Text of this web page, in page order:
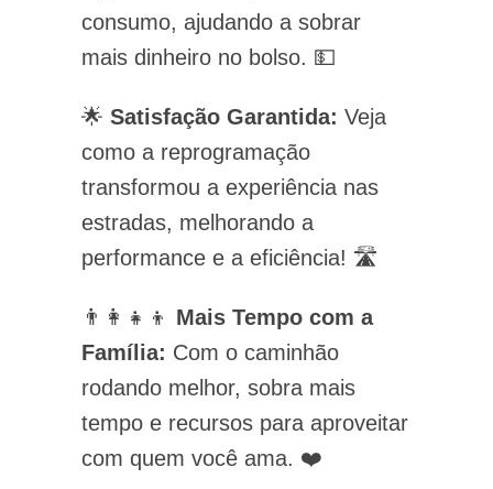
consumo, ajudando a sobrar
mais dinheiro no bolso. 💵
🌟 Satisfação Garantida: Veja
como a reprogramação
transformou a experiência nas
estradas, melhorando a
performance e a eficiência! 🛣️
👨‍👩‍👧‍👦 Mais Tempo com a
Família: Com o caminhão
rodando melhor, sobra mais
tempo e recursos para aproveitar
com quem você ama. ❤️